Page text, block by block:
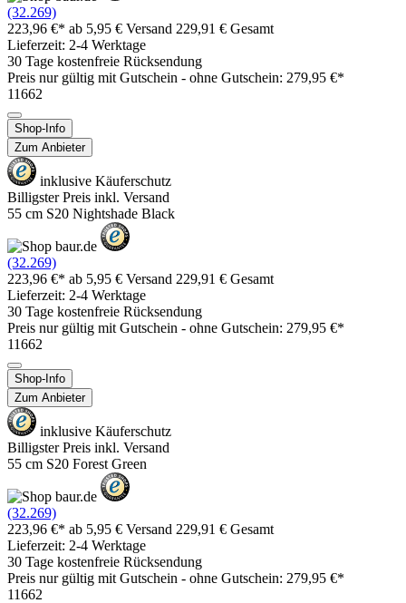
(32.269)
223,96 €* ab 5,95 € Versand 229,91 € Gesamt
Lieferzeit: 2-4 Werktage
30 Tage kostenfreie Rücksendung
Preis nur gültig mit Gutschein - ohne Gutschein: 279,95 €*
11662
Shop-Info
Zum Anbieter
inklusive Käuferschutz
Billigster Preis inkl. Versand
55 cm S20 Nightshade Black
(32.269)
223,96 €* ab 5,95 € Versand 229,91 € Gesamt
Lieferzeit: 2-4 Werktage
30 Tage kostenfreie Rücksendung
Preis nur gültig mit Gutschein - ohne Gutschein: 279,95 €*
11662
Shop-Info
Zum Anbieter
inklusive Käuferschutz
Billigster Preis inkl. Versand
55 cm S20 Forest Green
(32.269)
223,96 €* ab 5,95 € Versand 229,91 € Gesamt
Lieferzeit: 2-4 Werktage
30 Tage kostenfreie Rücksendung
Preis nur gültig mit Gutschein - ohne Gutschein: 279,95 €*
11662